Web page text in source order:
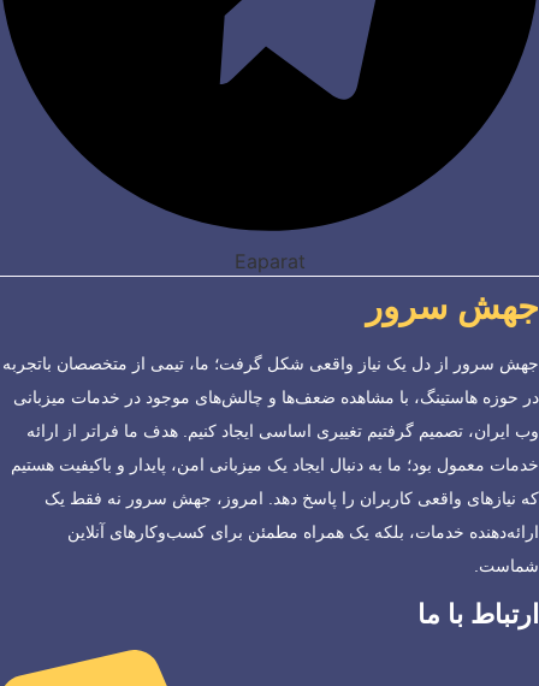
Eaparat
جهش سرور
جهش سرور از دل یک نیاز واقعی شکل گرفت؛ ما، تیمی از متخصصان باتجربه
در حوزه هاستینگ، با مشاهده ضعف‌ها و چالش‌های موجود در خدمات میزبانی
وب ایران، تصمیم گرفتیم تغییری اساسی ایجاد کنیم. هدف ما فراتر از ارائه
خدمات معمول بود؛ ما به دنبال ایجاد یک میزبانی امن، پایدار و باکیفیت هستیم
که نیازهای واقعی کاربران را پاسخ دهد. امروز، جهش سرور نه فقط یک
ارائه‌دهنده خدمات، بلکه یک همراه مطمئن برای کسب‌وکارهای آنلاین
شماست.
ارتباط با ما